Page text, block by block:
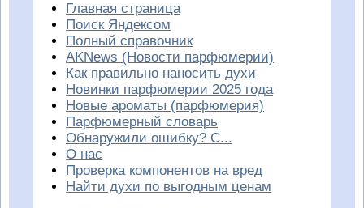
Главная страница
Поиск Яндексом
Полный справочник
AKNews (Новости парфюмерии)
Как правильно наносить духи
Новинки парфюмерии 2025 года
Новые ароматы (парфюмерия)
Парфюмерный словарь
Обнаружили ошибку? С...
О нас
Проверка компонентов на вред
Найти духи по выгодным ценам